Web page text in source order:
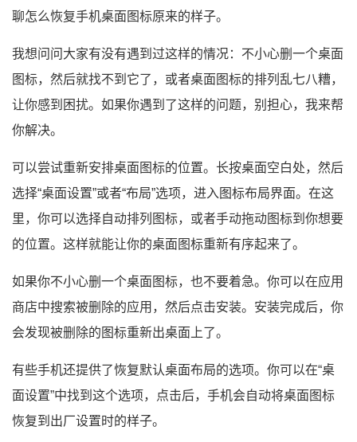
聊怎么恢复手机桌面图标原来的样子。
我想问问大家有没有遇到过这样的情况：不小心删一个桌面
图标，然后就找不到它了，或者桌面图标的排列乱七八糟，
让你感到困扰。如果你遇到了这样的问题，别担心，我来帮
你解决。
可以尝试重新安排桌面图标的位置。长按桌面空白处，然后
选择“桌面设置”或者“布局”选项，进入图标布局界面。在这
里，你可以选择自动排列图标，或者手动拖动图标到你想要
的位置。这样就能让你的桌面图标重新有序起来了。
如果你不小心删一个桌面图标，也不要着急。你可以在应用
商店中搜索被删除的应用，然后点击安装。安装完成后，你
会发现被删除的图标重新出桌面上了。
有些手机还提供了恢复默认桌面布局的选项。你可以在“桌
面设置”中找到这个选项，点击后，手机会自动将桌面图标
恢复到出厂设置时的样子。